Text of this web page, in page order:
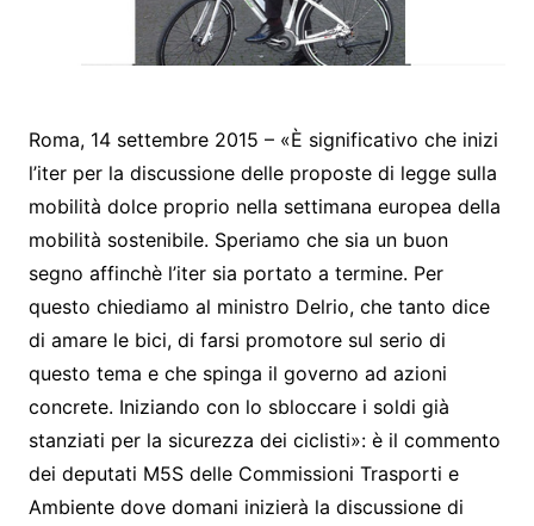
Roma, 14 settembre 2015 – «È significativo che inizi
l’iter per la discussione delle proposte di legge sulla
mobilità dolce proprio nella settimana europea della
mobilità sostenibile. Speriamo che sia un buon
segno affinchè l’iter sia portato a termine. Per
questo chiediamo al ministro Delrio, che tanto dice
di amare le bici, di farsi promotore sul serio di
questo tema e che spinga il governo ad azioni
concrete. Iniziando con lo sbloccare i soldi già
stanziati per la sicurezza dei ciclisti»: è il commento
dei deputati M5S delle Commissioni Trasporti e
Ambiente dove domani inizierà la discussione di